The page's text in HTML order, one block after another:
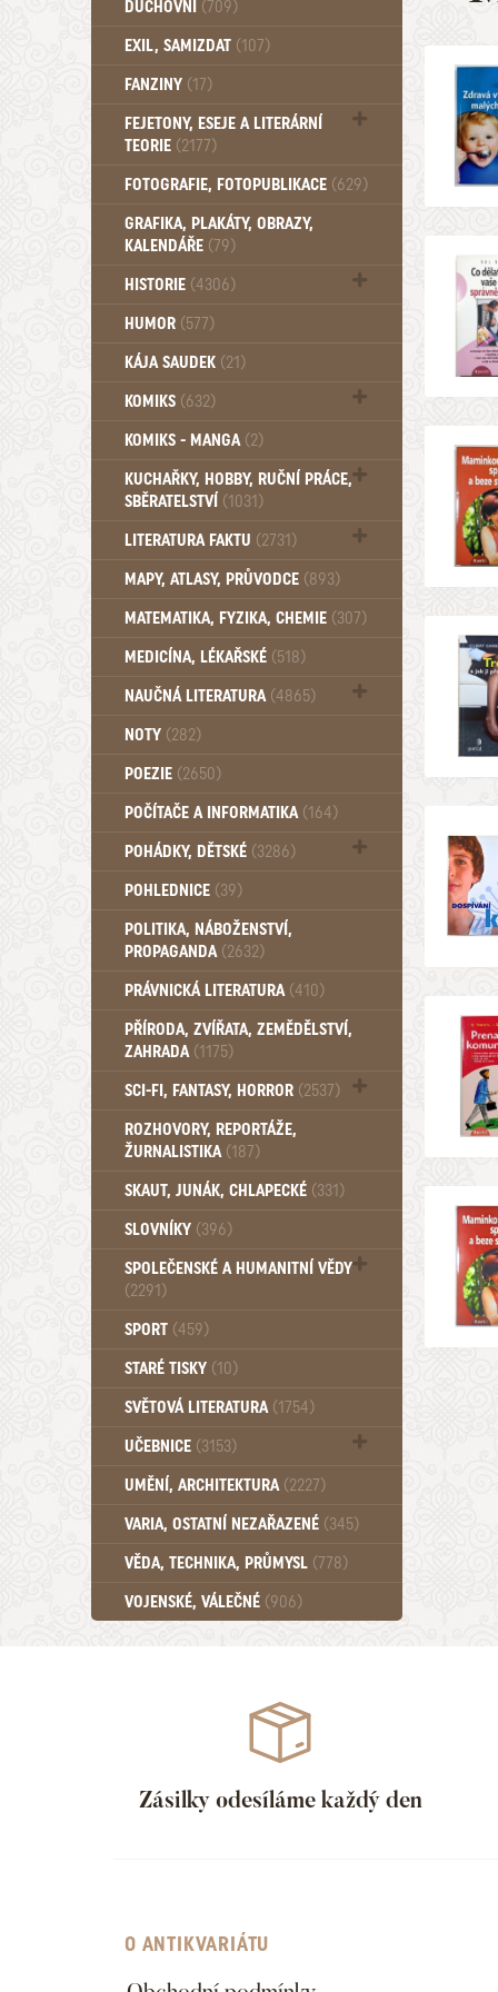
DUCHOVNÍ (709)
Okultismus (110)
EXIL, SAMIZDAT (107)
FANZINY (17)
FEJETONY, ESEJE A LITERÁRNÍ
TEORIE (2177)
Citáty, aforismy, snáře, přísloví,
FOTOGRAFIE, FOTOPUBLIKACE (629)
GRAFIKA, PLAKÁTY, OBRAZY,
KALENDÁŘE (79)
HISTORIE (4306)
Mytologie, Mýty, Báje, Pověsti (203)
HUMOR (577)
KÁJA SAUDEK (21)
KOMIKS (632)
Komiks - Čtyřlístek (232)
KOMIKS - MANGA (2)
KUCHAŘKY, HOBBY, RUČNÍ PRÁCE,
SBĚRATELSTVÍ (1031)
Dům a byt (102)
LITERATURA FAKTU (2731)
Katalogy (503)
MAPY, ATLASY, PRŮVODCE (893)
MATEMATIKA, FYZIKA, CHEMIE (307)
MEDICÍNA, LÉKAŘSKÉ (518)
NAUČNÁ LITERATURA (4865)
Zdraví a zdraví životní styl (510)
NOTY (282)
POEZIE (2650)
POČÍTAČE A INFORMATIKA (164)
POHÁDKY, DĚTSKÉ (3286)
Pro děti a mládež (2882)
Pohádky, Dětské - Od roku 1949 (257)
POHLEDNICE (39)
POLITIKA, NÁBOŽENSTVÍ,
PROPAGANDA (2632)
PRÁVNICKÁ LITERATURA (410)
PŘÍRODA, ZVÍŘATA, ZEMĚDĚLSTVÍ,
ZAHRADA (1175)
SCI-FI, FANTASY, HORROR (2537)
UFO (14)
ROZHOVORY, REPORTÁŽE,
ŽURNALISTIKA (187)
SKAUT, JUNÁK, CHLAPECKÉ (331)
SLOVNÍKY (396)
SPOLEČENSKÉ A HUMANITNÍ VĚDY
(2291)
Pedagogika (191)
Psychologie a osobní rozvoj (760)
SPORT (459)
STARÉ TISKY (10)
SVĚTOVÁ LITERATURA (1754)
UČEBNICE (3153)
Učebnice - Jazykové (1297)
Učebnice - VŠ (259)
Učebnice - ZŠ (556)
Učebnice - Ostatní (499)
UMĚNÍ, ARCHITEKTURA (2227)
VARIA, OSTATNÍ NEZAŘAZENÉ (345)
VĚDA, TECHNIKA, PRŮMYSL (778)
VOJENSKÉ, VÁLEČNÉ (906)
Zásilky odesíláme každý den
O ANTIKVARIÁTU